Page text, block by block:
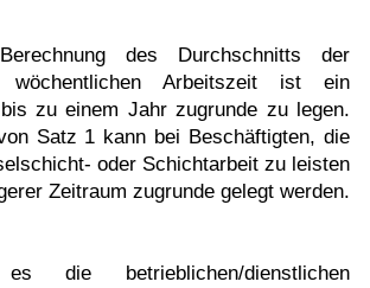
des Durchschnitts der
wöchentlichen Arbeitszeit ist ein
zu einem Jahr zugrunde zu legen.
Satz 1 kann bei Beschäftigten, die
oder Schichtarbeit zu leisten
Zeitraum zugrunde gelegt werden.
die betrieblichen/dienstlichen